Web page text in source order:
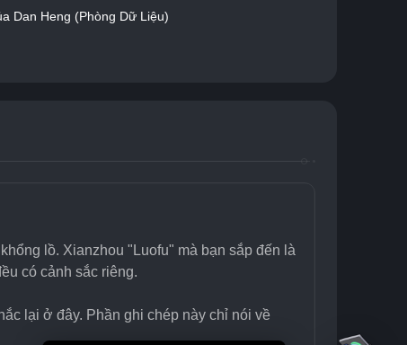
Dan Heng (Phòng Dữ Liệu)
lồ. Xianzhou "Luofu" mà bạn sắp đến là
có cảnh sắc riêng.
lại ở đây. Phần ghi chép này chỉ nói về